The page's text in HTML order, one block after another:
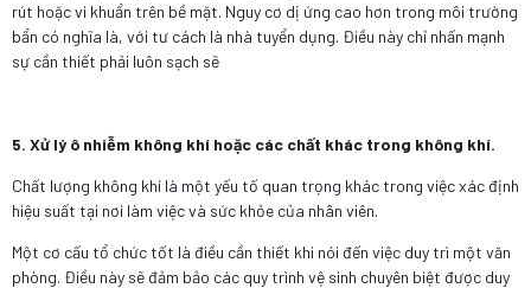
rút hoặc vi khuẩn trên bề mặt. Nguy cơ dị ứng cao hơn trong môi trường
bẩn có nghĩa là, với tư cách là nhà tuyển dụng. Điều này chỉ nhấn mạnh
sự cần thiết phải luôn sạch sẽ
5. Xử lý ô nhiễm không khí hoặc các chất khác trong không khí.
Chất lượng không khí là một yếu tố quan trọng khác trong việc xác định
hiệu suất tại nơi làm việc và sức khỏe của nhân viên.
Một cơ cấu tổ chức tốt là điều cần thiết khi nói đến việc duy trì một văn
phòng. Điều này sẽ đảm bảo các quy trình vệ sinh chuyên biệt được duy